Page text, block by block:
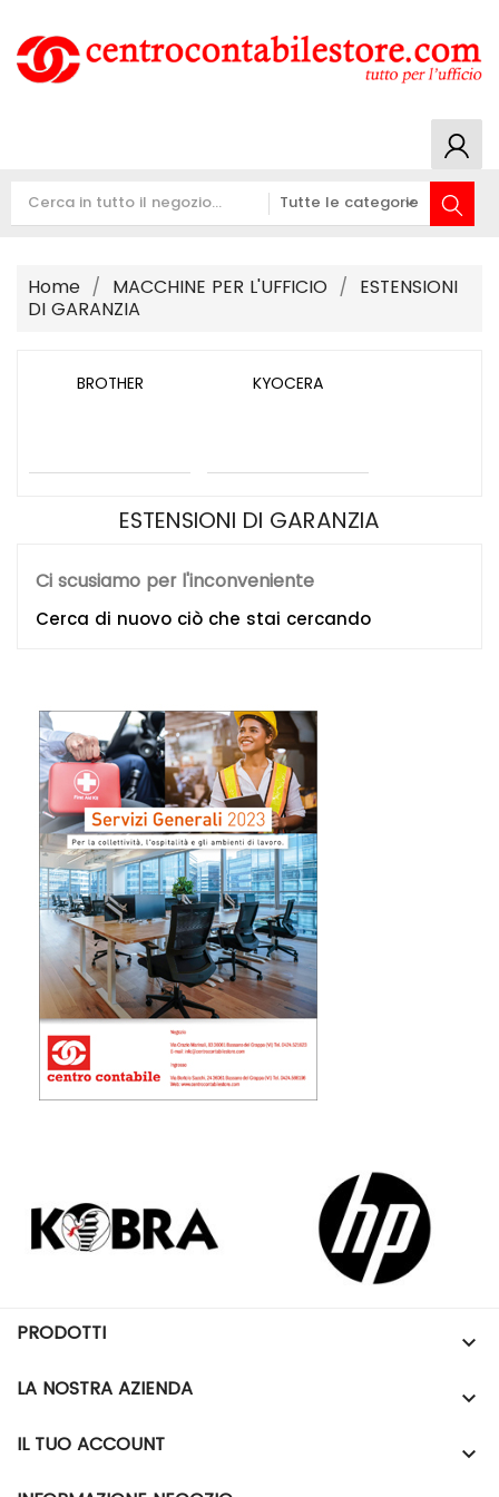
Home MACCHINE PER L'UFFICIO
ESTENSIONI
DI GARANZIA
BROTHER KYOCERA
ESTENSIONI DI GARANZIA
Ci scusiamo per l'inconveniente
Cerca di nuovo ciò che stai cercando
PRODOTTI 
LA NOSTRA AZIENDA 
IL TUO ACCOUNT 